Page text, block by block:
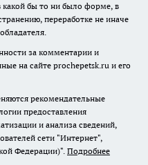
бы то ни было форме, в
переработке не иначе
за комментарии и
на сайте prochepetsk.ru и его
рекомендательные
предоставления
и анализа сведений,
сети "Интернет",
Федерации)". Подробнее